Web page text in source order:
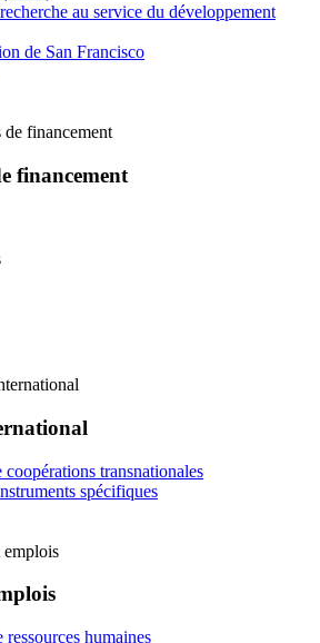
au service du développement
de San Francisco
de financement
financement
coopérations transnationales
spécifiques
emplois
humaines